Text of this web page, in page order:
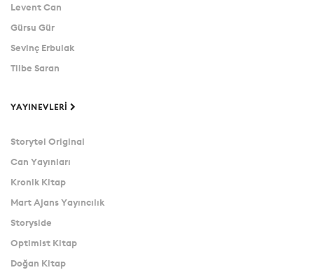
Levent Can
Gürsu Gür
Sevinç Erbulak
Tilbe Saran
YAYINEVLERI
Storytel Original
Can Yayınları
Kronik Kitap
Mart Ajans Yayıncılık
Storyside
Optimist Kitap
Doğan Kitap